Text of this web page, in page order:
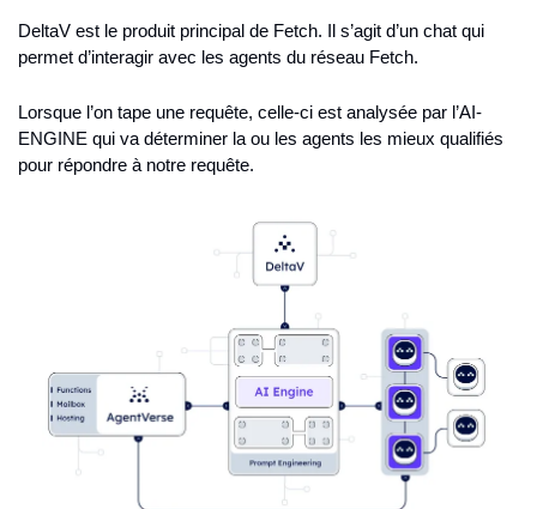
DeltaV est le produit principal de Fetch. Il s’agit d’un chat qui
permet d’interagir avec les agents du réseau Fetch.
Lorsque l’on tape une requête, celle-ci est analysée par l’AI-
ENGINE qui va déterminer la ou les agents les mieux qualifiés
pour répondre à notre requête.